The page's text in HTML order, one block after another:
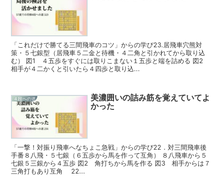
「これだけで勝てる三間飛車のコツ」からの学び23.居飛車穴熊対
策・５七銀型（居飛車５二金と待機・４二角と引かれてから取り込
む） 図1 ４五歩をすぐには取りこまない１五歩と端を詰める 図2
相手が４二かくと引いたら４四歩と取り込...
４段への道
美濃囲いの詰み筋を覚えていてよ
かった
「一撃！対振り飛車へなちょこ急戦」からの学び22．対三間飛車後
手番８八飛・５七銀（６五歩から馬を作って互角） ８八飛車から５
七銀５三銀から４五歩 図2 角打ちから馬を作る 図3 相手からは７
三角打もあり互角 22...